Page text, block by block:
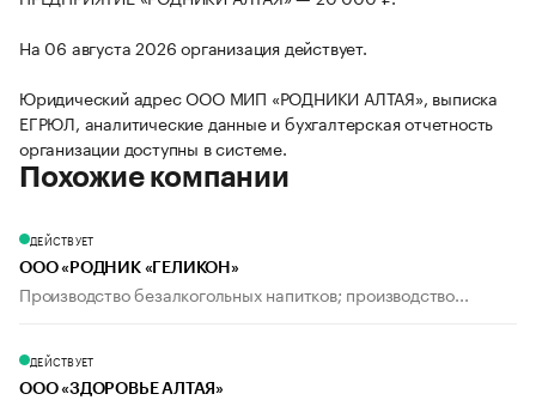
На 06 августа 2026 организация действует.
Юридический адрес ООО МИП «РОДНИКИ АЛТАЯ», выписка
ЕГРЮЛ, аналитические данные и бухгалтерская отчетность
организации доступны в системе.
Похожие компании
ДЕЙСТВУЕТ
ООО «РОДНИК «ГЕЛИКОН»
Производство безалкогольных напитков; производство...
ДЕЙСТВУЕТ
ООО «ЗДОРОВЬЕ АЛТАЯ»